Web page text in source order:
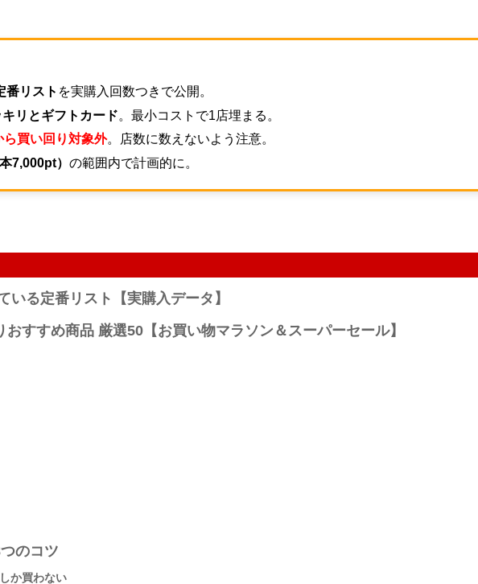
番リスト を実購入回数つきで公開。
リとギフトカード 。最小コストで1店埋まる。
買い回り対象外。店数に数えないよう注意。
7,000pt） の範囲内で計画的に。
いる定番リスト【実購入データ】
おすすめ商品 厳選50【お買い物マラソン＆スーパーセール】
のコツ
か買わない